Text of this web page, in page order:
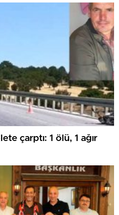
çarptı: 1 ölü, 1 ağır